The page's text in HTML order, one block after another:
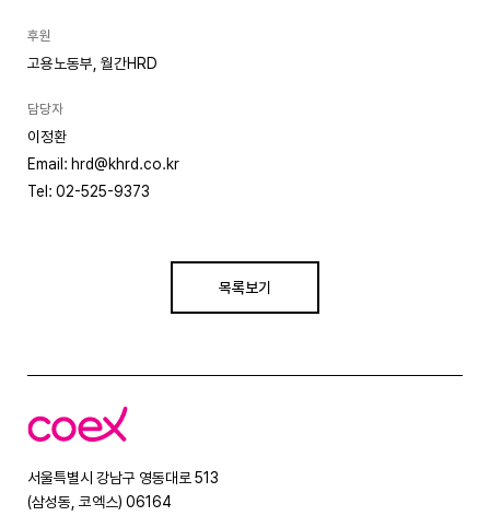
후원
고용노동부, 월간HRD
담당자
이정환
Email: hrd@khrd.co.kr
Tel: 02-525-9373
목록보기
코
엑
서울특별시 강남구 영동대로 513
(삼성동, 코엑스) 06164